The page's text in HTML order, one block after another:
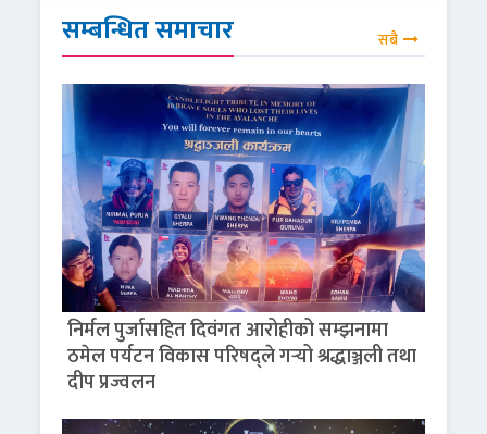
सम्बन्धित समाचार सबै
निर्मल पुर्जासहित दिवंगत आरोहीको सम्झनामा
ठमेल पर्यटन विकास परिषद्ले गर्‍यो श्रद्धाञ्जली तथा
दीप प्रज्वलन